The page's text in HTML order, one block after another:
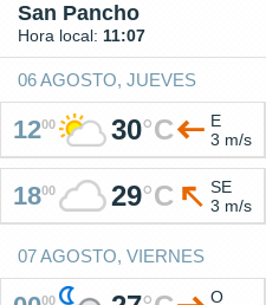
San Pancho
Hora local: 11:07
06 AGOSTO, JUEVES
1200 30°C
E
3 m/s
1800 29°C
SE
3 m/s
07 AGOSTO, VIERNES
00
O